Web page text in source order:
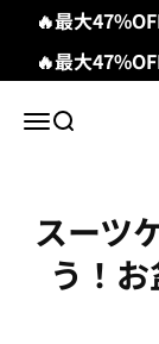
🔥最大
🔥最大
メニュー
検索
スーツ
う！